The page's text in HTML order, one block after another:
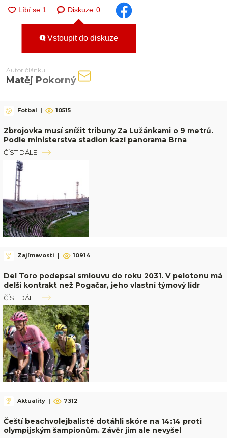
Diskuze 0
Vstoupit do diskuze
Autor článku
Matěj Pokorný
Fotbal | 10515
Zbrojovka musí snížit tribuny Za Lužánkami o 9 metrů.
Podle ministerstva stadion kazí panorama Brna
ČÍST DÁLE
Zajímavosti | 10914
Del Toro podepsal smlouvu do roku 2031. V pelotonu má
delší kontrakt než Pogačar, jeho vlastní týmový lídr
ČÍST DÁLE
Aktuality | 7312
Čeští beachvolejbalisté dotáhli skóre na 14:14 proti
olympijským šampionům. Závěr jim ale nevyšel